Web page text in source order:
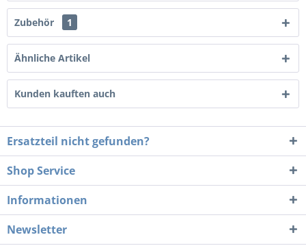
Zubehör 1
Ähnliche Artikel
Kunden kauften auch
Ersatzteil nicht gefunden?
Shop Service
Informationen
Newsletter